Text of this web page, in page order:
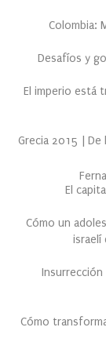
Colombia:
Desafíos y
El imperio está
Grecia 2015 | De
El
Cómo un
israelí
Insurrección
Cómo